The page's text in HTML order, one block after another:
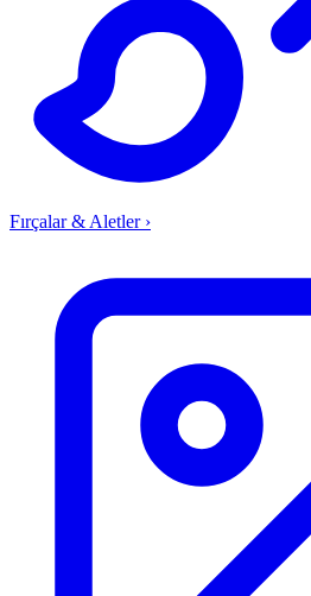
Fırçalar & Aletler ›